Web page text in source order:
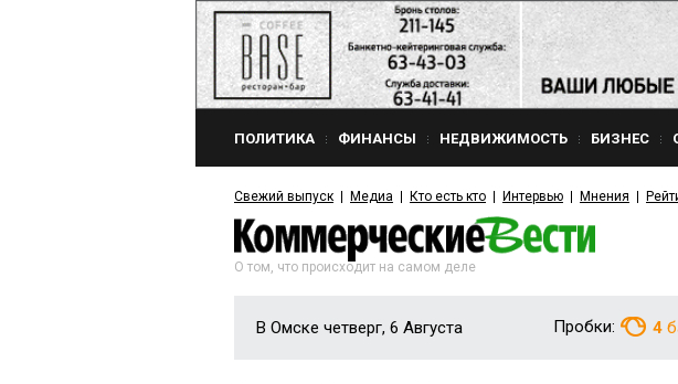
ПОЛИТИКА ФИНАНСЫ НЕДВИЖИМОСТЬ БИЗНЕС
Свежий выпуск Медиа Кто есть кто Интервью Мнения
О том, что происходит на самом деле
В Омске четверг, 6 Августа Пробки: 4